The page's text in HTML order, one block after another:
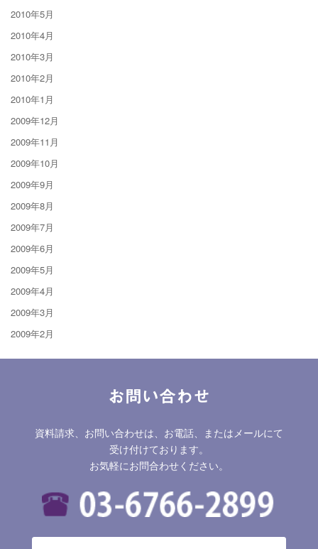
2010年5月
2010年4月
2010年3月
2010年2月
2010年1月
2009年12月
2009年11月
2009年10月
2009年9月
2009年8月
2009年7月
2009年6月
2009年5月
2009年4月
2009年3月
2009年2月
お問い合わせ
資料請求、お問い合わせは、お電話、またはメールにて
受け付けております。
お気軽にお問合わせください。